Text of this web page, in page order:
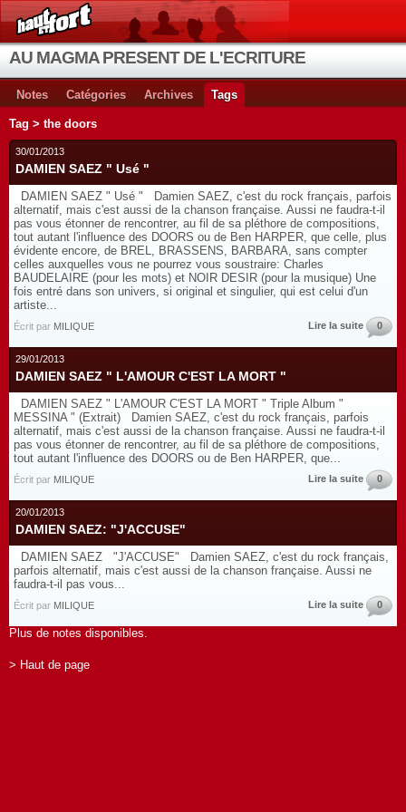
AU MAGMA PRESENT DE L'ECRITURE
Notes Catégories Archives Tags
Tag > the doors
30/01/2013
DAMIEN SAEZ " Usé "
DAMIEN SAEZ " Usé " Damien SAEZ, c'est du rock français, parfois
alternatif, mais c'est aussi de la chanson française. Aussi ne faudra-t-il
pas vous étonner de rencontrer, au fil de sa pléthore de compositions,
tout autant l'influence des DOORS ou de Ben HARPER, que celle, plus
évidente encore, de BREL, BRASSENS, BARBARA, sans compter
celles auxquelles vous ne pourrez vous soustraire: Charles
BAUDELAIRE (pour les mots) et NOIR DESIR (pour la musique) Une
fois entré dans son univers, si original et singulier, qui est celui d'un
artiste...
Écrit par MILIQUE Lire la suite 0
29/01/2013
DAMIEN SAEZ " L'AMOUR C'EST LA MORT "
DAMIEN SAEZ " L'AMOUR C'EST LA MORT " Triple Album "
MESSINA " (Extrait) Damien SAEZ, c'est du rock français, parfois
alternatif, mais c'est aussi de la chanson française. Aussi ne faudra-t-il
pas vous étonner de rencontrer, au fil de sa pléthore de compositions,
tout autant l'influence des DOORS ou de Ben HARPER, que...
Écrit par MILIQUE Lire la suite 0
20/01/2013
DAMIEN SAEZ: "J'ACCUSE"
DAMIEN SAEZ "J'ACCUSE" Damien SAEZ, c'est du rock français,
parfois alternatif, mais c'est aussi de la chanson française. Aussi ne
faudra-t-il pas vous...
Écrit par MILIQUE Lire la suite 0
Plus de notes disponibles.
> Haut de page